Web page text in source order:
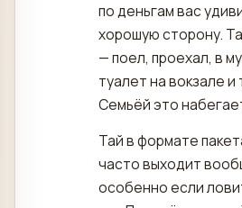
по деньгам вас
хорошую сторону.
— поел, проехал, в
туалет на вокзале и
Семьёй это
Тай в формате
часто выходит
особенно если